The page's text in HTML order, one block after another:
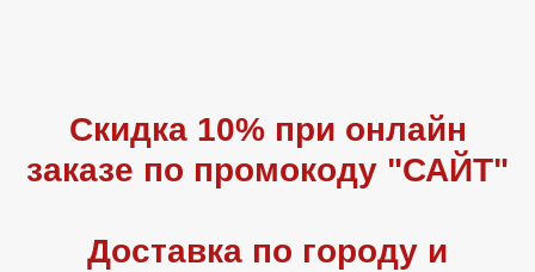
Скидка 10% при онлайн
заказе по промокоду "САЙТ"
Доставка по городу и